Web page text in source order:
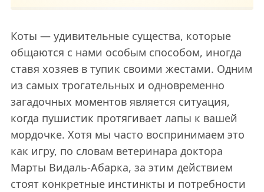
Коты — удивительные существа, которые
общаются с нами особым способом, иногда
ставя хозяев в тупик своими жестами. Одним
из самых трогательных и одновременно
загадочных моментов является ситуация,
когда пушистик протягивает лапы к вашей
мордочке. Хотя мы часто воспринимаем это
как игру, по словам ветеринара доктора
Марты Видаль-Абарка, за этим действием
стоят конкретные инстинкты и потребности